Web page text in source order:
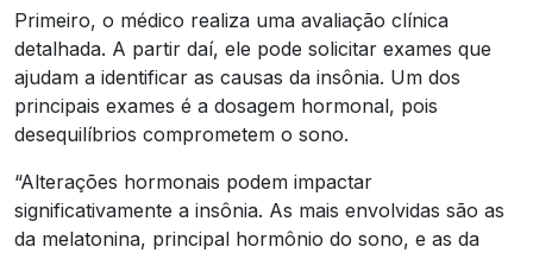
Primeiro, o médico realiza uma avaliação clínica
detalhada. A partir daí, ele pode solicitar exames que
ajudam a identificar as causas da insônia. Um dos
principais exames é a dosagem hormonal, pois
desequilíbrios comprometem o sono.
“Alterações hormonais podem impactar
significativamente a insônia. As mais envolvidas são as
da melatonina, principal hormônio do sono, e as da